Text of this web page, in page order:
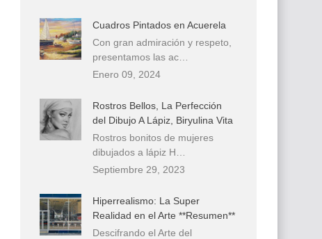
Cuadros Pintados en Acuerela
Con gran admiración y respeto,
presentamos las ac…
Enero 09, 2024
Rostros Bellos, La Perfección
del Dibujo A Lápiz, Biryulina Vita
Rostros bonitos de mujeres
dibujados a lápiz H…
Septiembre 29, 2023
Hiperrealismo: La Super
Realidad en el Arte **Resumen**
Descifrando el Arte del